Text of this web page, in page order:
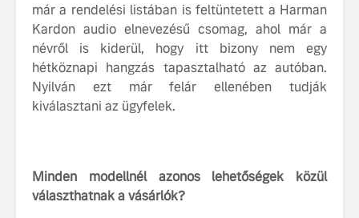
már a rendelési listában is feltüntetett a Harman
Kardon audio elnevezésű csomag, ahol már a
névről is kiderül, hogy itt bizony nem egy
hétköznapi hangzás tapasztalható az autóban.
Nyilván ezt már felár ellenében tudják
kiválasztani az ügyfelek.
Minden modellnél azonos lehetőségek közül
választhatnak a vásárlók?
Milliók számára lett
elérhető a Volvo
Car UX élmény
Az új Volvo EX60 új
szintre emeli a
fenntarthatóságot
amelynek
ismerje